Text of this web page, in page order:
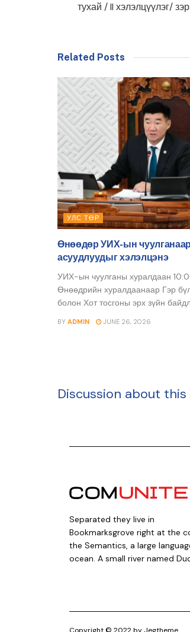
тухай / II хэлэлцүүлэг/
Related Posts
УЛС ТӨР
Өнөөдөр УИХ-ын
асуудлуудыг хэлэлцэнэ
УИХ-ын чуулганы хуралдаан
Өнөөдрийн хуралдаанаар Гэр
болон Хот тосгоны эрх зүйн
BY ADMIN JUNE 26, 2026
Discussion about
Separated they live in
Bookmarksgrove right at the
the Semantics, a large
ocean. A small river named